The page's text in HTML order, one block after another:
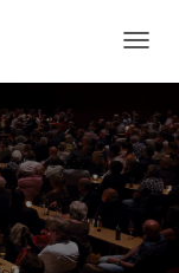
K
F
T
A
I
G